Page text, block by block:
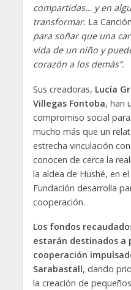
compartidas… y en
transformar. La
para soñar que una
vida de un niño y
corazón a los demás”.
Sus creadoras, Lucía
Villegas Fontoba, han
compromiso social
mucho más que un
estrecha vinculación
conocen de cerca la
la aldea de Hushé, en
Fundación desarrolla
cooperación.
Los fondos
estarán destinados a
cooperación
Sarabastall, dando
la creación de